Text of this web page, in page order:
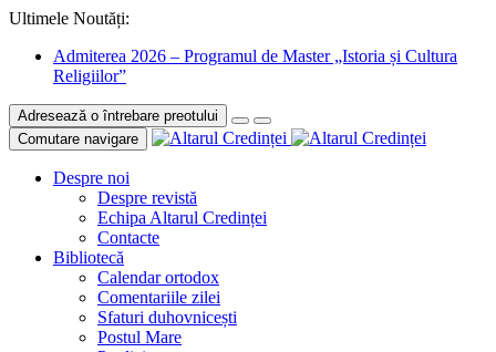
Ultimele Noutăți:
Admiterea 2026 – Programul de Master „Istoria și Cultura
Religiilor”
Adresează o întrebare preotului
Comutare navigare
Despre noi
Despre revistă
Echipa Altarul Credinței
Contacte
Bibliotecă
Calendar ortodox
Comentariile zilei
Sfaturi duhovnicești
Postul Mare